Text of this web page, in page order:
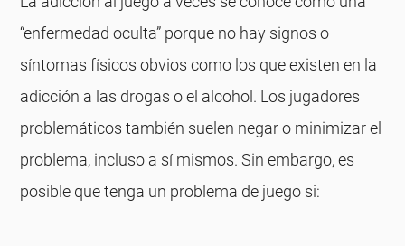
“enfermedad oculta” porque no hay signos o
síntomas físicos obvios como los que existen en la
adicción a las drogas o el alcohol. Los jugadores
problemáticos también suelen negar o minimizar el
problema, incluso a sí mismos. Sin embargo, es
posible que tenga un problema de juego si: